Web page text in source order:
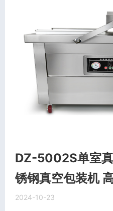
DZ-5002S单室
锈钢真空包装机
2024-10-23